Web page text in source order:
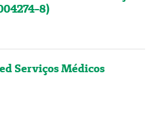
8)
Serviços Médicos